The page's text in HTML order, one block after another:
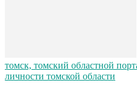
томск, томский областной
личности томской области